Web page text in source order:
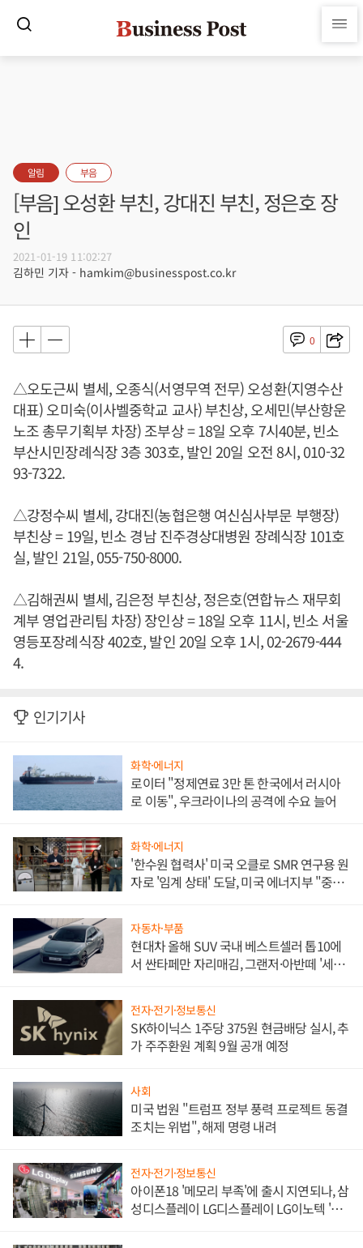
알림 부음
[부음] 오성환 부친, 강대진 부친, 정은호 장
인
2021-01-19 11:02:27
김하민 기자 - hamkim@businesspost.co.kr
0
△오도근씨 별세, 오종식(서영무역 전무) 오성환(지영수산
대표) 오미숙(이사벨중학교 교사) 부친상, 오세민(부산항운
노조 총무기획부 차장) 조부상 = 18일 오후 7시40분, 빈소
부산시민장례식장 3층 303호, 발인 20일 오전 8시, 010-32
93-7322.
△강정수씨 별세, 강대진(농협은행 여신심사부문 부행장)
부친상 = 19일, 빈소 경남 진주경상대병원 장례식장 101호
실, 발인 21일, 055-750-8000.
△김해권씨 별세, 김은정 부친상, 정은호(연합뉴스 재무회
계부 영업관리팀 차장) 장인상 = 18일 오후 11시, 빈소 서울
영등포장례식장 402호, 발인 20일 오후 1시, 02-2679-444
4.
인기기사
화학·에너지
로이터 "정제연료 3만 톤 한국에서 러시아
로 이동", 우크라이나의 공격에 수요 늘어
화학·에너지
'한수원 협력사' 미국 오클로 SMR 연구용 원
자로 '임계 상태' 도달, 미국 에너지부 "중요
자동차·부품
현대차 올해 SUV 국내 베스트셀러 톱10에
서 싼타페만 자리매김, 그랜저·아반떼 '세단
전자·전기·정보통신
SK하이닉스 1주당 375원 현금배당 실시, 추
가 주주환원 계획 9월 공개 예정
사회
미국 법원 "트럼프 정부 풍력 프로젝트 동결
조치는 위법", 해제 명령 내려
전자·전기·정보통신
아이폰18 '메모리 부족'에 출시 지연되나, 삼
성디스플레이 LG디스플레이 LG이노텍 '탈